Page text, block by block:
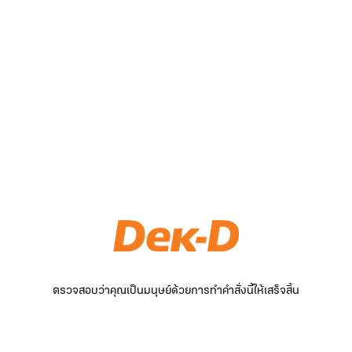
ตรวจสอบว่าคุณเป็นมนุษย์ด้วยการทำคำสั่งนี้ให้เสร็จสิ้น